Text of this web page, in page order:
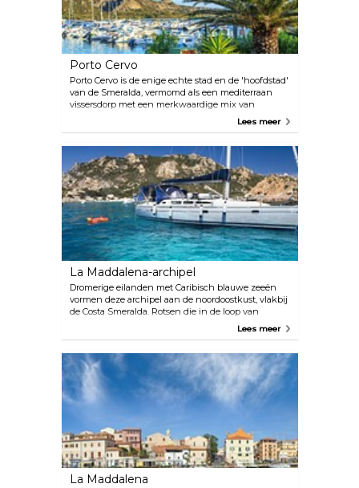
Porto Cervo
Porto Cervo is de enige echte stad en de 'hoofdstad'
van de Smeralda, vermomd als een mediterraan
vissersdorp met een merkwaardige mix van
gebouwen in Marokkaanse stijl. Dit is eenLees meer
La Maddalena-archipel
Dromerige eilanden met Caribisch blauwe zeeën
vormen deze archipel aan de noordoostkust, vlakbij
de Costa Smeralda. Rotsen die in de loop van
duizenden jaren zijn uitgehouwen, kenmerken het
eiland Garibaldi, Caprera. Je kunt een boottocht
maken en vijf van de andere hoofdeilanden zien,
waaronder Budelli, met een prachtig lichtroze
strand genaamd Spiaggia Rosa, en Spargi.
Lees meer
La Maddalena